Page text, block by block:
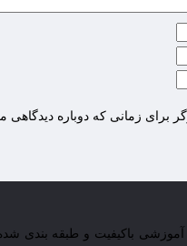
برای زمانی که دوباره دیدگاهی
آموزشی باکیفیت و طبقه بندی